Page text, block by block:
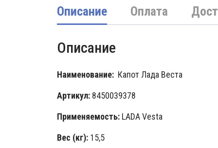
Описание Оплата
Описание
Наименование: Капот Лада Веста
Артикул: 8450039378
Применяемость: LADA Vesta
Вес (кг): 15,5